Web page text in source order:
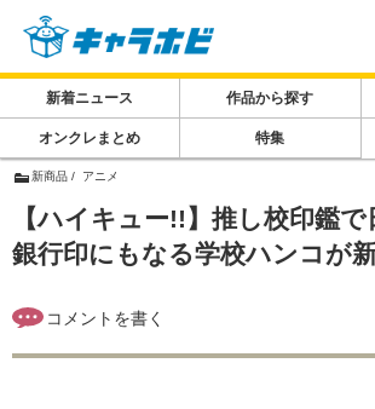
新着ニュース 作品から探す
オンクレまとめ 特集
新商品 アニメ
【ハイキュー!!】推し校印鑑で
銀行印にもなる学校ハンコが